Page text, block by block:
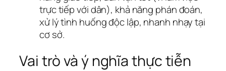
trực tiếp với dân), khả năng phán đoán,
xử lý tình huống độc lập, nhanh nhạy tại
cơ sở.
Vai trò và ý nghĩa thực tiễn